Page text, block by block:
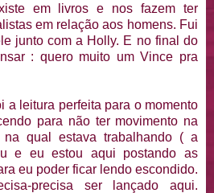
em livros e nos fazem ter
em relação aos homens. Fui
junto com a Holly. E no final do
: quero muito um Vince pra
a leitura perfeita para o momento
para não ter movimento na
na qual estava trabalhando ( a
e eu estou aqui postando as
eu poder ficar lendo escondido.
precisa ser lançado aqui.